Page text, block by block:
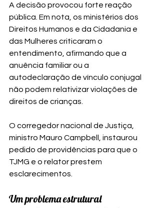
A decisão provocou forte reação
pública. Em nota, os ministérios dos
Direitos Humanos e da Cidadania e
das Mulheres criticaram o
entendimento, afirmando que a
anuência familiar ou a
autodeclaração de vínculo conjugal
não podem relativizar violações de
direitos de crianças.
O corregedor nacional de Justiça,
ministro Mauro Campbell, instaurou
pedido de providências para que o
TJMG e o relator prestem
esclarecimentos.
Um problema estrutural